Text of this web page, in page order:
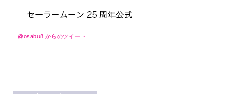
@osabu8 からのツイート